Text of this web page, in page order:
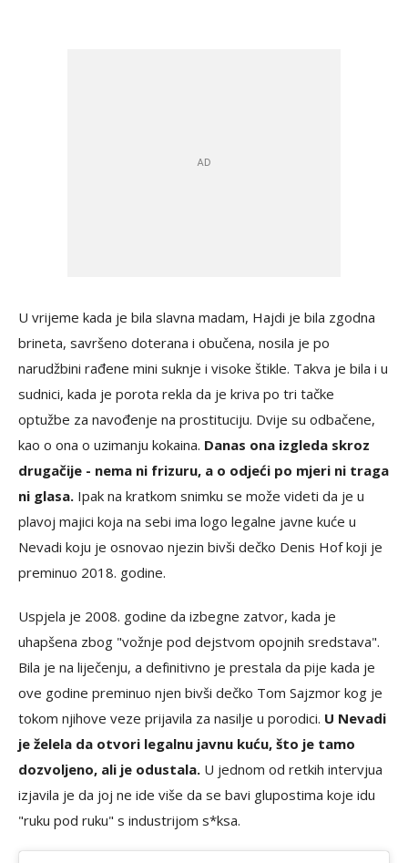
U vrijeme kada je bila slavna madam, Hajdi je bila zgodna
brineta, savršeno doterana i obučena, nosila je po
narudžbini rađene mini suknje i visoke štikle. Takva je bila i u
sudnici, kada je porota rekla da je kriva po tri tačke
optužbe za navođenje na prostituciju. Dvije su odbačene,
kao o ona o uzimanju kokaina. Danas ona izgleda skroz
drugačije - nema ni frizuru, a o odjeći po mjeri ni traga
ni glasa. Ipak na kratkom snimku se može videti da je u
plavoj majici koja na sebi ima logo legalne javne kuće u
Nevadi koju je osnovao njezin bivši dečko Denis Hof koji je
preminuo 2018. godine.
Uspjela je 2008. godine da izbegne zatvor, kada je
uhapšena zbog "vožnje pod dejstvom opojnih sredstava".
Bila je na liječenju, a definitivno je prestala da pije kada je
ove godine preminuo njen bivši dečko Tom Sajzmor kog je
tokom njihove veze prijavila za nasilje u porodici. U Nevadi
je želela da otvori legalnu javnu kuću, što je tamo
dozvoljeno, ali je odustala. U jednom od retkih intervjua
izjavila je da joj ne ide više da se bavi glupostima koje idu
"ruku pod ruku" s industrijom s*ksa.